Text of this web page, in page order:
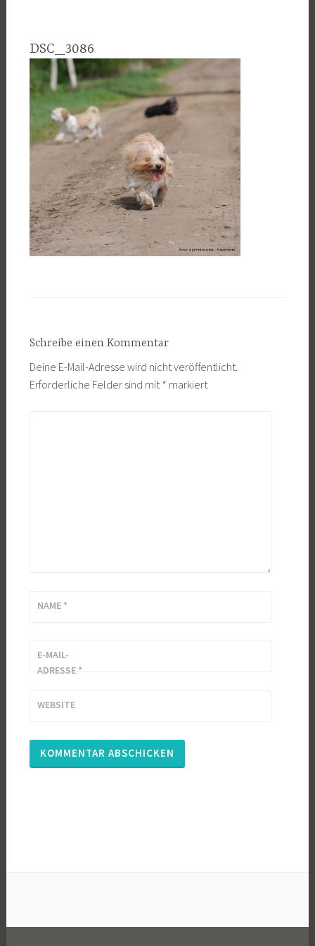
DSC_3086
Schreibe einen Kommentar
Deine E-Mail-Adresse wird nicht veröffentlicht.
Erforderliche Felder sind mit * markiert
NAME *
E-MAIL-
ADRESSE *
WEBSITE